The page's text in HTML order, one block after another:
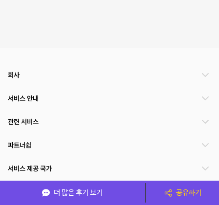
더 많은 후기 보기 공유하기
회사
서비스 안내
관련 서비스
파트너쉽
서비스 제공 국가